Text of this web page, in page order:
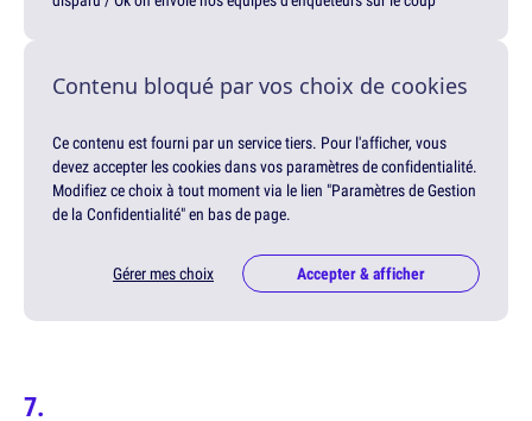
Contenu bloqué par vos choix de cookies
Ce contenu est fourni par un service tiers. Pour l'afficher, vous
devez accepter les cookies dans vos paramètres de confidentialité.
Modifiez ce choix à tout moment via le lien "Paramètres de Gestion
de la Confidentialité" en bas de page.
Gérer mes choix Accepter & afficher